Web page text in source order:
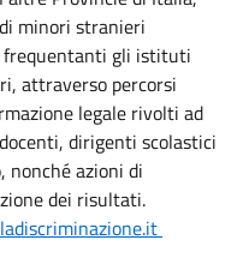
minori stranieri
frequentanti gli istituti
attraverso percorsi
legale rivolti ad
dirigenti scolastici
nonché azioni di
dei risultati.